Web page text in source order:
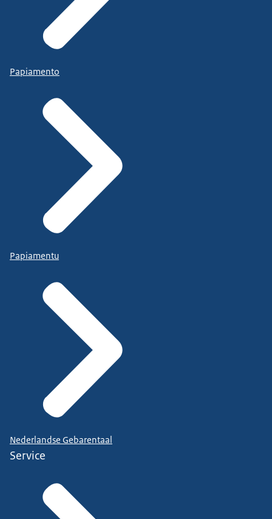
Papiamento
Papiamentu
Nederlandse Gebarentaal
Service